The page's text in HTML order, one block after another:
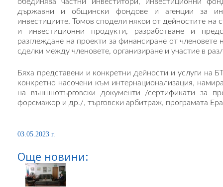
държавни и общински фондове и агенции за
инвестициите. Томов сподели някои от дейностите на
и инвестиционни продукти, разработване и
разглеждане на проекти за финансиране от членовете
сделки между членовете, организиране и участие в
Бяха представени и конкретни дейности и услуги на
конкретно насочени към интернационализация,
на външнотърговски документи /сертификати за
форсмажор и др./, търговски арбитраж, програмата
03.05.2023 г.
Още новини: